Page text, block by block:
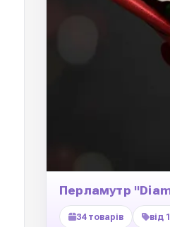
Перламутр
34 товарів від